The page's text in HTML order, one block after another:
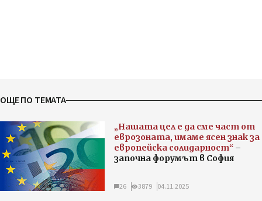
ОЩЕ ПО ТЕМАТА
„Нашата цел е да сме част от
еврозоната, имаме ясен знак за
европейска солидарност“ –
започна форумът в София
26 3879 04.11.2025